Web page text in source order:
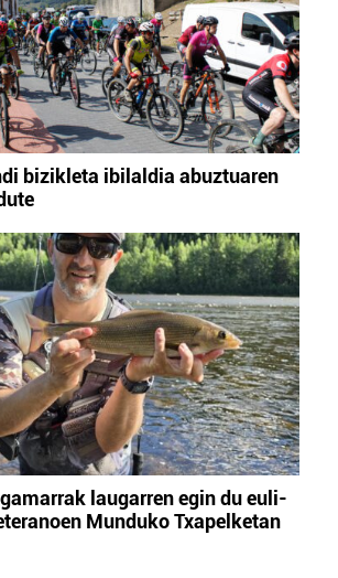
bizikleta ibilaldia abuztuaren
laugarren egin du euli-
Munduko Txapelketan